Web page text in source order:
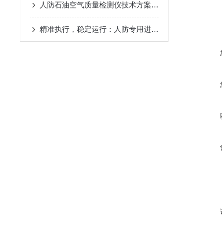
人防石油空气质量检测仪技术方案汇总
精准执行，稳定运行：人防专用进风机房控制箱的实操与安全规范